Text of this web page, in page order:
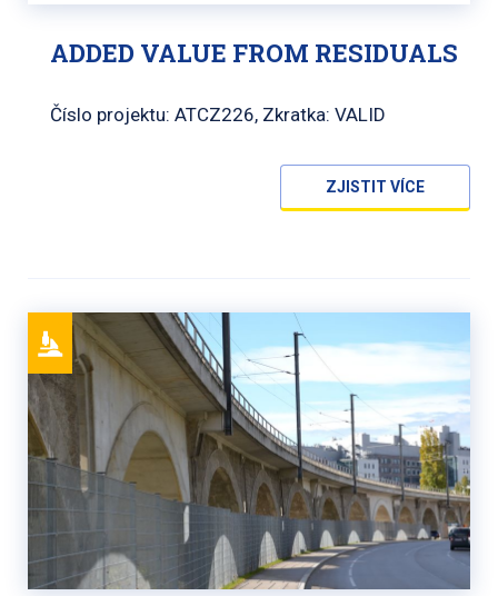
ADDED VALUE FROM RESIDUALS
Číslo projektu: ATCZ226, Zkratka: VALID
ZJISTIT VÍCE